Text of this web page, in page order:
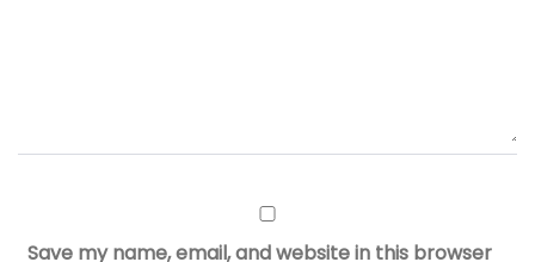
Save my name, email, and website in this browser